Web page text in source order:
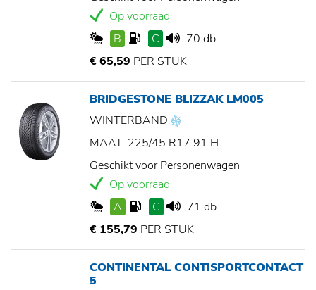
Op voorraad
B
C
70 db
€ 65,59 PER STUK
BRIDGESTONE BLIZZAK LM005
WINTERBAND
MAAT: 225/45 R17 91 H
Geschikt voor Personenwagen
Op voorraad
A
C
71 db
€ 155,79 PER STUK
CONTINENTAL CONTISPORTCONTACT
5